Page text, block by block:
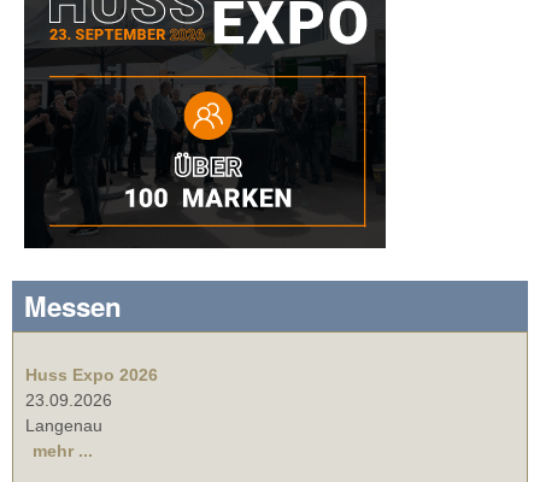
Messen
Huss Expo 2026
23.09.2026
Langenau
mehr ...